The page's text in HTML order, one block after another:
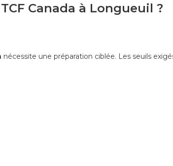
Canada à Longueuil ?
nécessite une préparation ciblée. Les seuils